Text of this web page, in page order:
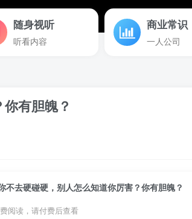
随身视听
听看内容
商业常识
一人公司
有胆魄？
不去硬碰硬，别人怎么知道你厉害？你有胆魄？
阅读，请付费后查看